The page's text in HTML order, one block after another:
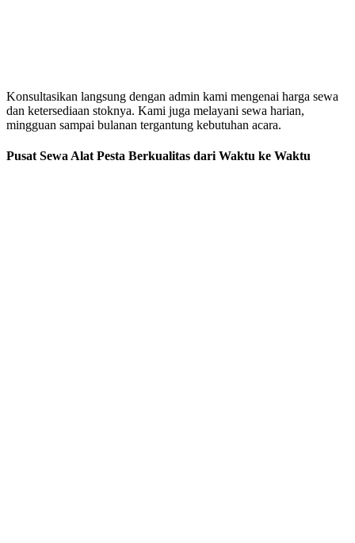
Konsultasikan langsung dengan admin kami mengenai harga sewa
dan ketersediaan stoknya. Kami juga melayani sewa harian,
mingguan sampai bulanan tergantung kebutuhan acara.
Pusat Sewa Alat Pesta Berkualitas dari Waktu ke Waktu